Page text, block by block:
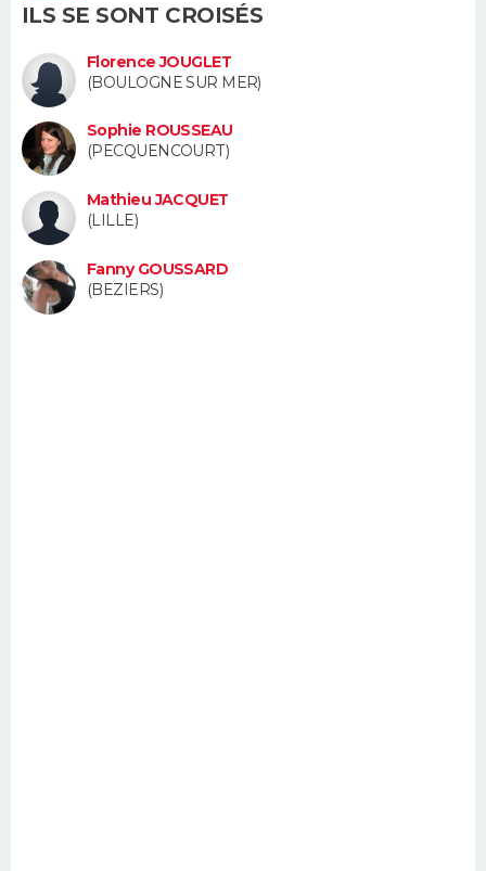
COPAINS D'AVANT
S'inscrire
Se connecter
Lycées
Collèges
Primaires
Universités
Entreprises
Service militaire
Avis de recherche
AVIS DE DÉCÈS
Bricolage
Lifestyle
Culture
Sport
Auto
Television
Voyage
Cinema
ILS SE SONT CROISÉS
Florence JOUGLET
(BOULOGNE SUR MER)
Sophie ROUSSEAU
(PECQUENCOURT)
Mathieu JACQUET
(LILLE)
Fanny GOUSSARD
(BEZIERS)